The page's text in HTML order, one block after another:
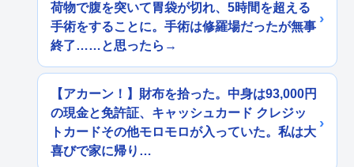
荷物で腹を突いて胃袋が切れ、5時間を超える
手術をすることに。手術は修羅場だったが無事
終了……と思ったら→
【アカーン！】財布を拾った。中身は93,000円
の現金と免許証、キャッシュカード クレジッ
トカードその他モロモロが入っていた。私は大
喜びで家に帰り…